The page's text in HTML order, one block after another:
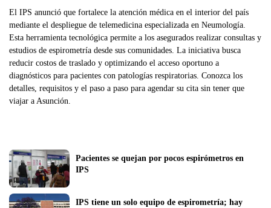
El IPS anunció que fortalece la atención médica en el interior del país
mediante el despliegue de telemedicina especializada en Neumología.
Esta herramienta tecnológica permite a los asegurados realizar consultas y
estudios de espirometría desde sus comunidades. La iniciativa busca
reducir costos de traslado y optimizando el acceso oportuno a
diagnósticos para pacientes con patologías respiratorias. Conozca los
detalles, requisitos y el paso a paso para agendar su cita sin tener que
viajar a Asunción.
Pacientes se quejan por pocos espirómetros en
IPS
IPS tiene un solo equipo de espirometría; hay